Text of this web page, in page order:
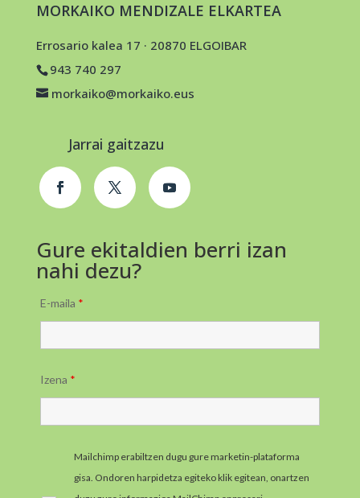
MORKAIKO MENDIZALE ELKARTEA
Errosario kalea 17 · 20870 ELGOIBAR
943 740 297
morkaiko@morkaiko.eus
Jarrai gaitzazu
Gure ekitaldien berri izan
nahi dezu?
E-maila *
Izena *
Mailchimp erabiltzen dugu gure marketin-plataforma
gisa. Ondoren harpidetza egiteko klik egitean, onartzen